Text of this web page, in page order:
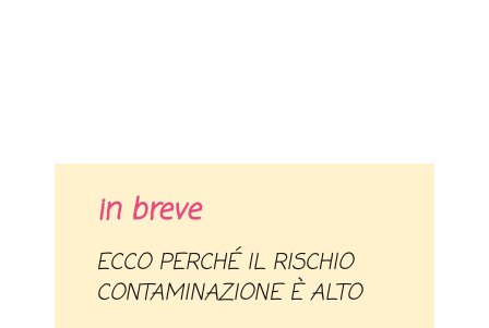
in breve
ECCO PERCHÉ IL RISCHIO
CONTAMINAZIONE È ALTO